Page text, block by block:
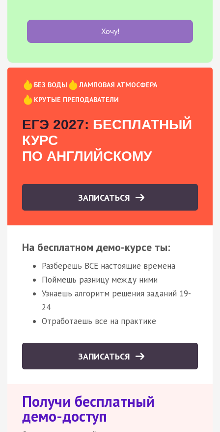
Хочу!
БЕЗ ВОДЫ
ЛАМПОВАЯ АТМОСФЕРА
КРУТЫЕ ПРЕПОДАВАТЕЛИ
ЕГЭ 2027: БЕСПЛАТНЫЙ
КУРС
ПО АНГЛИЙСКОМУ
ЗАПИСАТЬСЯ
На бесплатном демо-курсе ты:
Разберешь ВСЕ настоящие времена
Поймешь разницу между ними
Узнаешь алгоритм решения заданий 19-
24
Отработаешь все на практике
ЗАПИСАТЬСЯ
Получи бесплатный
демо-доступ